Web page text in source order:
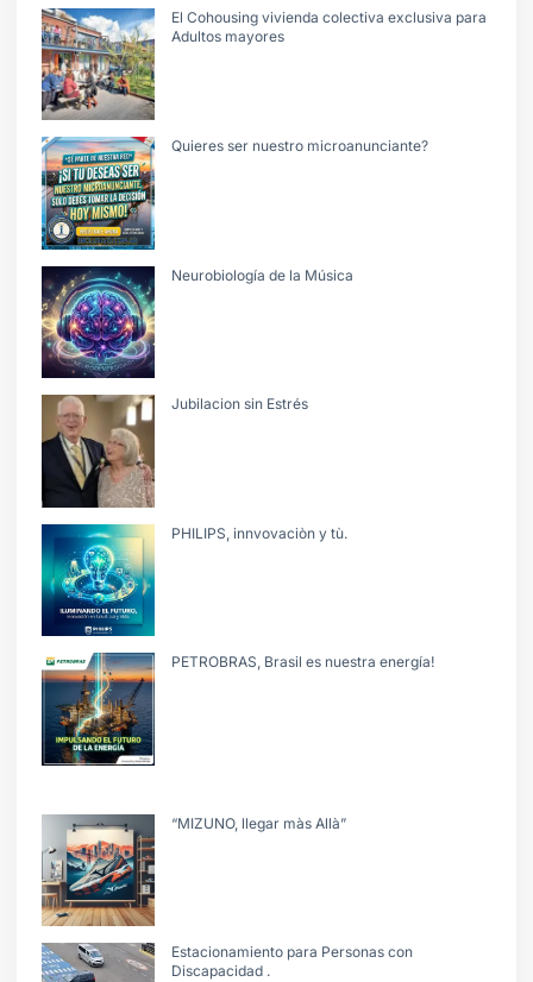
El Cohousing vivienda colectiva exclusiva para
Adultos mayores
Quieres ser nuestro microanunciante?
Neurobiología de la Música
Jubilacion sin Estrés
PHILIPS, innvovaciòn y tù.
PETROBRAS, Brasil es nuestra energía!
“MIZUNO, llegar màs Allà”
Estacionamiento para Personas con
Discapacidad .